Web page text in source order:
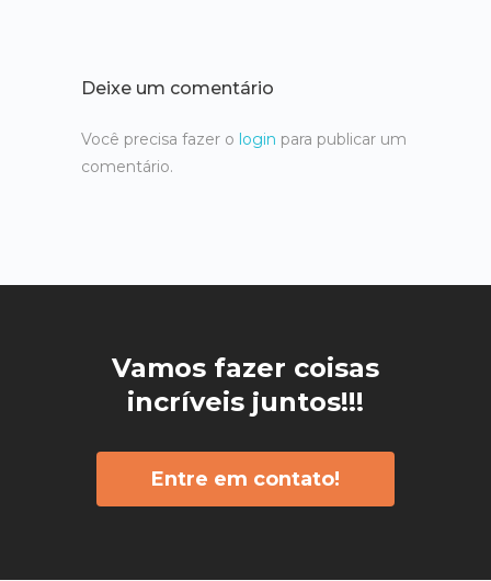
Deixe um comentário
Você precisa fazer o login para publicar um
comentário.
Vamos fazer coisas
incríveis juntos!!!
Entre em contato!